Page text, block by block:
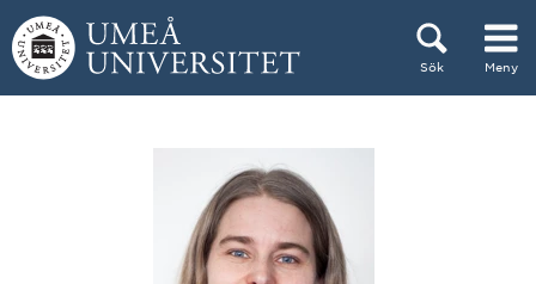
Hoppa direkt till innehållet
Sök Meny